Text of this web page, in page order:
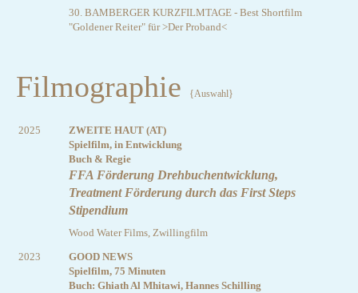
30. BAMBERGER KURZFILMTAGE - Best Shortfilm
"Goldener Reiter" für >Der Proband<
Filmographie {Auswahl}
2025
ZWEITE HAUT (AT)
Spielfilm, in Entwicklung
Buch & Regie
FFA Förderung Drehbuchentwicklung,
Treatment Förderung durch das First Steps
Stipendium
Wood Water Films, Zwillingfilm
2023
GOOD NEWS
Spielfilm, 75 Minuten
Buch: Ghiath Al Mhitawi, Hannes Schilling